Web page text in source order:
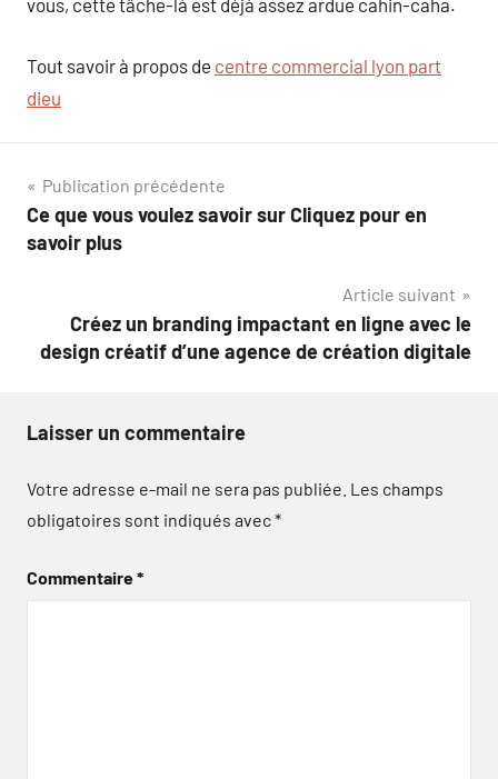
vous, cette tâche-là est déjà assez ardue cahin-caha.
Tout savoir à propos de centre commercial lyon part
dieu
Navigation
de
Publication précédente
Ce que vous voulez savoir sur Cliquez pour en
savoir plus
Article suivant
Créez un branding impactant en ligne avec le
design créatif d’une agence de création digitale
Laisser un commentaire
Votre adresse e-mail ne sera pas publiée. Les champs
obligatoires sont indiqués avec*
Commentaire*